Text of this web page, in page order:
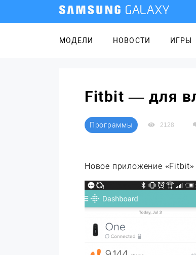
МОДЕЛИ НОВОСТИ ИГРЫ
Fitbit — для
Программы 2128
Новое приложение